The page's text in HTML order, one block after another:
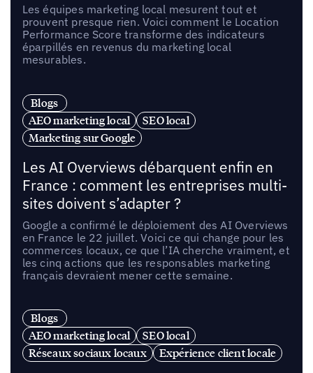
Les équipes marketing local mesurent tout et
prouvent presque rien. Voici comment le Location
Performance Score transforme des indicateurs
éparpillés en revenus du marketing local
mesurables.
Blogs
AEO marketing local
SEO local
Marketing sur Google
Les AI Overviews débarquent enfin en
France : comment les entreprises multi-
sites doivent s’adapter ?
Google a confirmé le déploiement des AI Overviews
en France le 22 juillet. Voici ce qui change pour les
commerces locaux, ce que l’IA cherche vraiment, et
les cinq actions que les responsables marketing
français devraient mener cette semaine.
Blogs
AEO marketing local
SEO local
Réseaux sociaux locaux
Expérience client locale